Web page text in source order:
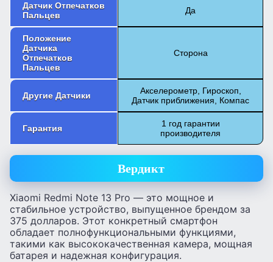
Датчик Отпечатков
Пальцев
Да
Положение
Датчика
Отпечатков
Пальцев
Сторона
Другие Датчики
Акселерометр, Гироскоп,
Датчик приближения, Компас
Гарантия
1 год гарантии
производителя
Вердикт
Xiaomi Redmi Note 13 Pro — это мощное и
стабильное устройство, выпущенное брендом за
375 долларов. Этот конкретный смартфон
обладает полнофункциональными функциями,
такими как высококачественная камера, мощная
батарея и надежная конфигурация.